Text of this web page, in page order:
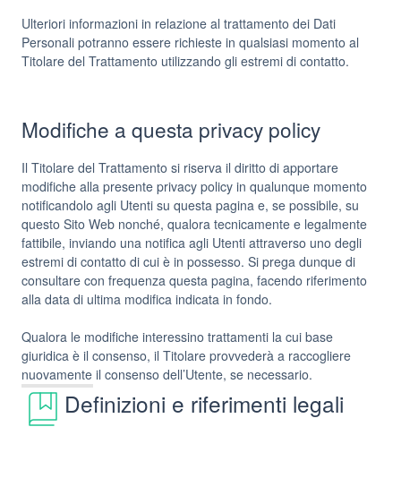
Ulteriori informazioni in relazione al trattamento dei Dati
Personali potranno essere richieste in qualsiasi momento al
Titolare del Trattamento utilizzando gli estremi di contatto.
Modifiche a questa privacy policy
Il Titolare del Trattamento si riserva il diritto di apportare
modifiche alla presente privacy policy in qualunque momento
notificandolo agli Utenti su questa pagina e, se possibile, su
questo Sito Web nonché, qualora tecnicamente e legalmente
fattibile, inviando una notifica agli Utenti attraverso uno degli
estremi di contatto di cui è in possesso. Si prega dunque di
consultare con frequenza questa pagina, facendo riferimento
alla data di ultima modifica indicata in fondo.
Qualora le modifiche interessino trattamenti la cui base
giuridica è il consenso, il Titolare provvederà a raccogliere
nuovamente il consenso dell’Utente, se necessario.
Definizioni e riferimenti legali